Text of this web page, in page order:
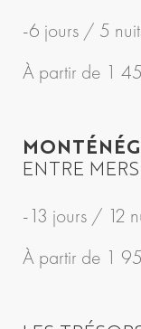
-6 jours / 5
À partir de 1
ENTRE
-13 jours / 12
À partir de 1